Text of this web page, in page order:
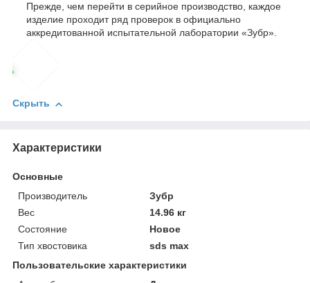
Прежде, чем перейти в серийное производство, каждое
изделие проходит ряд проверок в официально
аккредитованной испытательной лаборатории «Зубр».
Скрыть
Характеристики
Основные
Производитель
Зубр
Вес
14.96 кг
Состояние
Новое
Тип хвостовика
sds max
Пользовательские характеристики